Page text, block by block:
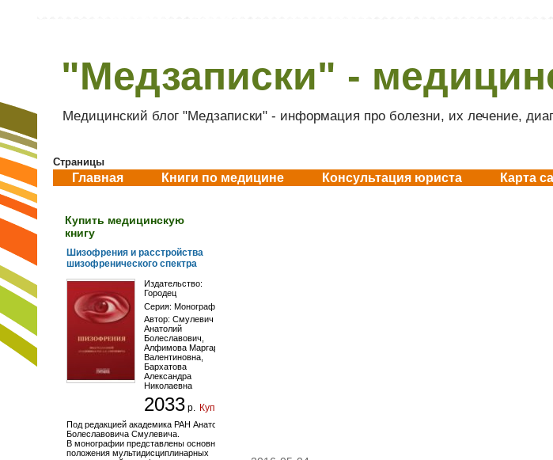
"Медзаписки" -
Медицинский блог "Медзаписки" - информация про болезни, их лечение,
Страницы
Главная Книги по медицине Консультация юриста Карта
Купить медицинскую
книгу
Шизофрения и расстройства
шизофренического спектра
Издательство:
Городец
Серия: Монографии
Автор: Смулевич
Анатолий
Болеславович
Алфимова Маргарита
Валентиновна
Бархатова
Александра
Николаевна
2033 р. Купить
Под редакцией академика РАН Анатолия
Болеславовича Смулевича.
В монографии представлены основные
положения мультидисциплинарных